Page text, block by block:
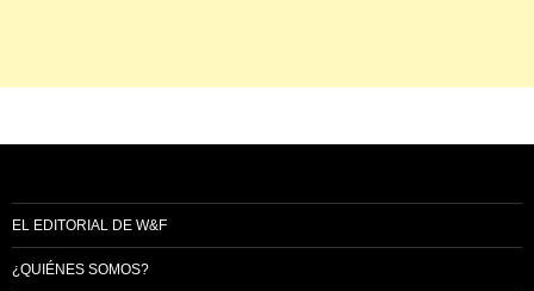
EL EDITORIAL DE W&F
¿QUIÉNES SOMOS?